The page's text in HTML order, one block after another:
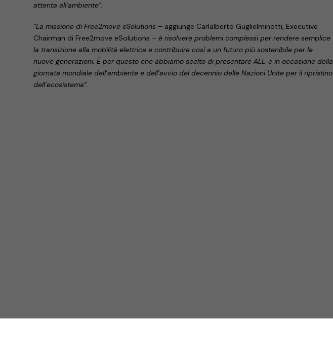
attenta all’ambiente”.
“La missione di Free2move eSolutions – aggiunge Carlalberto Guglielminotti, Executive
Chairman di Free2move eSolutions –è risolvere problemi complessi per rendere semplice
la transizione alla mobilità elettrica e contribuire così a un futuro più sostenibile per le
nuove generazioni. È per questo che abbiamo scelto di presentare ALL-e in occasione della
giornata mondiale dell’ambiente e dell’avvio del decennio delle Nazioni Unite per il ripristino
dell’ecosistema”.